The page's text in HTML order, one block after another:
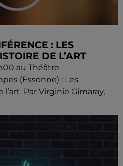
: LES
DE L’ART
au Théâtre
(Essonne) : Les
Par Virginie Gimaray,